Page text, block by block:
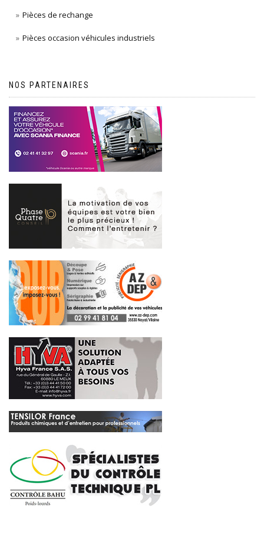
Pièces de rechange
Pièces occasion véhicules industriels
NOS PARTENAIRES